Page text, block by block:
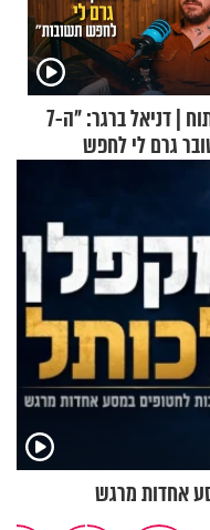
קוד פתוח | דניאל ברגר: "ה-7
גרם לי לחפש
אחדות מרגש